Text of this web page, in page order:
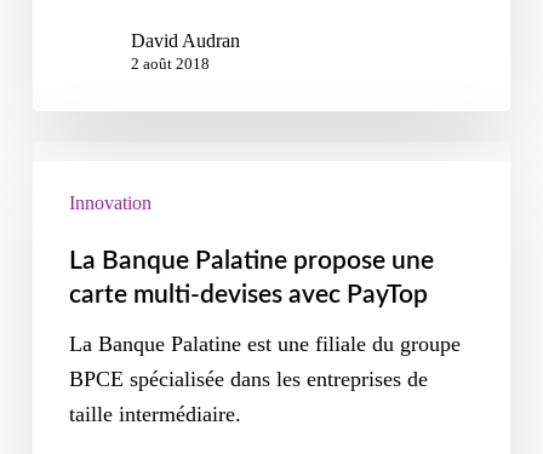
David Audran
2 août 2018
Innovation
La Banque Palatine propose une
carte multi-devises avec PayTop
La Banque Palatine est une filiale du groupe
BPCE spécialisée dans les entreprises de
taille intermédiaire.